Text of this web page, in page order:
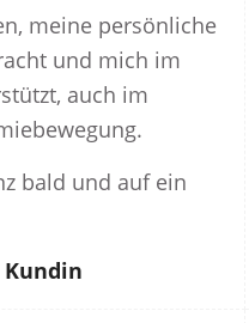
meine persönliche
und mich im
auch im
bald und auf ein